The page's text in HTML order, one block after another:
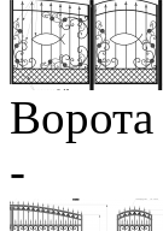
Ворота
-